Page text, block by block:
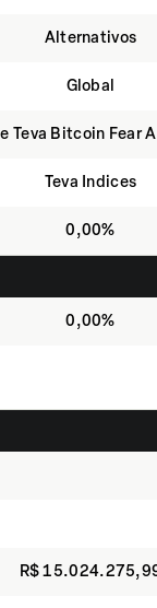
Alternativos
Global
Teva Bitcoin Fear
Teva Indices
0,00%
0,00%
R$